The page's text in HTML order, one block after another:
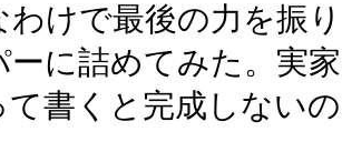
わけで最後の力を振
ーに詰めてみた。実
て書くと完成しない